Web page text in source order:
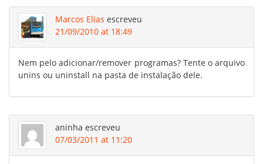
Marcos Elias escreveu
21/09/2010 at 18:49
Nem pelo adicionar/remover programas? Tente o arquivo
unins ou uninstall na pasta de instalação dele.
aninha escreveu
07/03/2011 at 11:20